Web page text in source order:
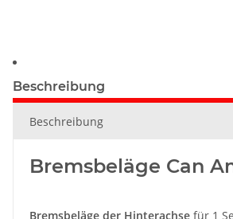
Beschreibung
Beschreibung
Bremsbeläge Can
Bremsbeläge der Hinterachse für 1